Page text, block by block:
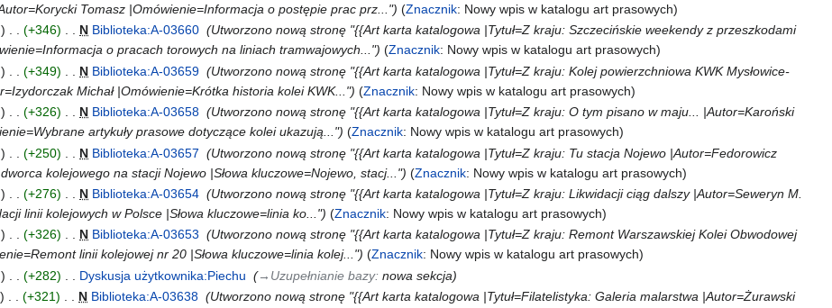
Tomasz |Omówienie=Informacja o postępie prac prz..."
Znacznik: Nowy wpis w katalogu art prasowych
+346 N Biblioteka:A-03660 ‎ Utworzono nową stronę "{{Art karta katalogowa |Tytuł=Z kraju: Szczecińskie weekendy z przeszkodami
o pracach torowych na liniach tramwajowych..."
Znacznik: Nowy wpis w katalogu art prasowych
+349 N Biblioteka:A-03659 ‎ Utworzono nową stronę "{{Art karta katalogowa |Tytuł=Z kraju: Kolej powierzchniowa KWK Mysłowice-
Michał |Omówienie=Krótka historia kolei KWK..."
Znacznik: Nowy wpis w katalogu art prasowych
+326 N Biblioteka:A-03658 ‎ Utworzono nową stronę "{{Art karta katalogowa |Tytuł=Z kraju: O tym pisano w maju... |Autor=Karoński
artykuły prasowe dotyczące kolei ukazują..."
Znacznik: Nowy wpis w katalogu art prasowych
+250 N Biblioteka:A-03657 ‎ Utworzono nową stronę "{{Art karta katalogowa |Tytuł=Z kraju: Tu stacja Nojewo |Autor=Fedorowicz
kolejowego na stacji Nojewo |Słowa kluczowe=Nojewo, stacj..."
Znacznik: Nowy wpis w katalogu art prasowych
+276 N Biblioteka:A-03654 ‎ Utworzono nową stronę "{{Art karta katalogowa |Tytuł=Z kraju: Likwidacji ciąg dalszy |Autor=Seweryn M.
linii kolejowych w Polsce |Słowa kluczowe=linia ko..."
Znacznik: Nowy wpis w katalogu art prasowych
+326 N Biblioteka:A-03653 ‎ Utworzono nową stronę "{{Art karta katalogowa |Tytuł=Z kraju: Remont Warszawskiej Kolei Obwodowej
linii kolejowej nr 20 |Słowa kluczowe=linia kolej..."
Znacznik: Nowy wpis w katalogu art prasowych
+282 Dyskusja użytkownika:Piechu ‎ →‎Uzupełnianie bazy:nowa sekcja
+321 N Biblioteka:A-03638 ‎ Utworzono nową stronę "{{Art karta katalogowa |Tytuł=Filatelistyka: Galeria malarstwa |Autor=Żurawski